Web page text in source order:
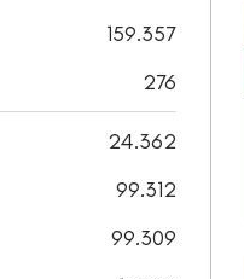
159.357
276
24.362
99.312
99.309